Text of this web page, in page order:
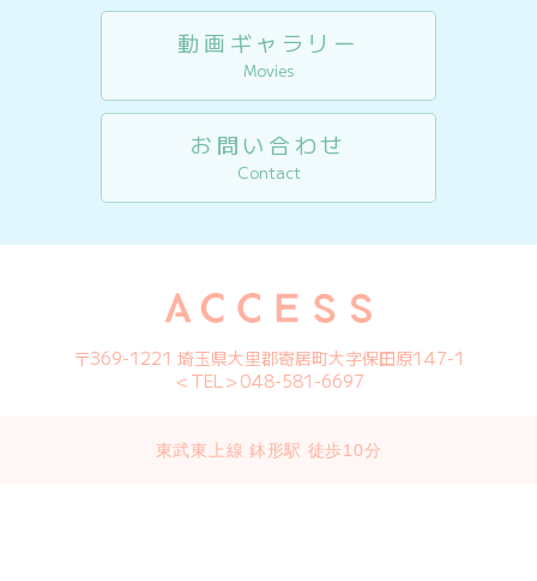
動画ギャラリー
Movies
お問い合わせ
Contact
〒369-1221 埼玉県大里郡寄居町大字保田原147-1
＜TEL＞048-581-6697
東武東上線 鉢形駅 徒歩10分